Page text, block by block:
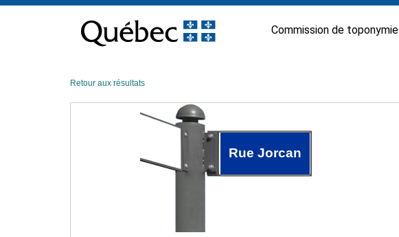
contenu
Commission de toponymie
Retour aux résultats
Rue Jorcan